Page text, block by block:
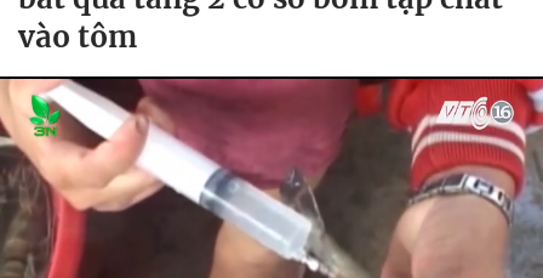
vào tôm